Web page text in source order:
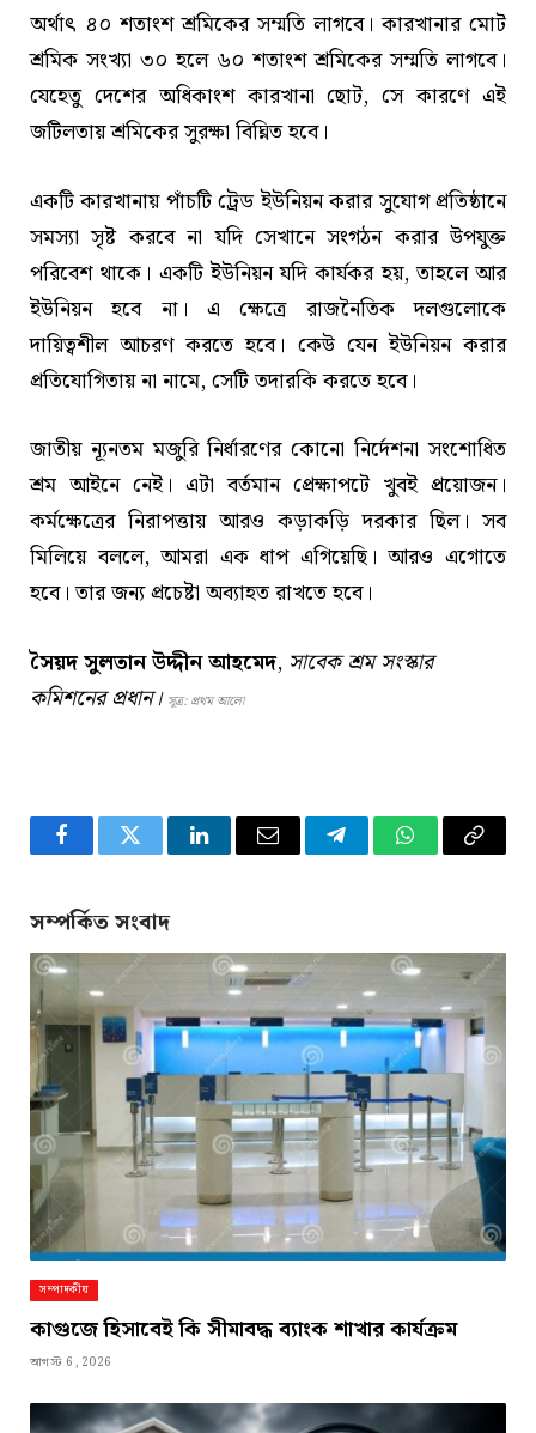
অর্থাৎ ৪০ শতাংশ শ্রমিকের সম্মতি লাগবে। কারখানার মোট
শ্রমিক সংখ্যা ৩০ হলে ৬০ শতাংশ শ্রমিকের সম্মতি লাগবে।
যেহেতু দেশের অধিকাংশ কারখানা ছোট, সে কারণে এই
জটিলতায় শ্রমিকের সুরক্ষা বিঘ্নিত হবে।
একটি কারখানায় পাঁচটি ট্রেড ইউনিয়ন করার সুযোগ প্রতিষ্ঠানে
সমস্যা সৃষ্ট করবে না যদি সেখানে সংগঠন করার উপযুক্ত
পরিবেশ থাকে। একটি ইউনিয়ন যদি কার্যকর হয়, তাহলে আর
ইউনিয়ন হবে না। এ ক্ষেত্রে রাজনৈতিক দলগুলোকে
দায়িত্বশীল আচরণ করতে হবে। কেউ যেন ইউনিয়ন করার
প্রতিযোগিতায় না নামে, সেটি তদারকি করতে হবে।
জাতীয় ন্যূনতম মজুরি নির্ধারণের কোনো নির্দেশনা সংশোধিত
শ্রম আইনে নেই। এটা বর্তমান প্রেক্ষাপটে খুবই প্রয়োজন।
কর্মক্ষেত্রের নিরাপত্তায় আরও কড়াকড়ি দরকার ছিল। সব
মিলিয়ে বললে, আমরা এক ধাপ এগিয়েছি। আরও এগোতে
হবে। তার জন্য প্রচেষ্টা অব্যাহত রাখতে হবে।
সৈয়দ সুলতান উদ্দীন আহমেদ, সাবেক শ্রম সংস্কার
কমিশনের প্রধান। সূত্র: প্রথম আলো
FacebookTwitter LinkedInEmail TelegramWhatsApp
Copy
সম্পর্কিত সংবাদ
সম্পাদকীয়
কাগুজে হিসাবেই কি সীমাবদ্ধ ব্যাংক শাখার কার্যক্রম
আগস্ট 6, 2026